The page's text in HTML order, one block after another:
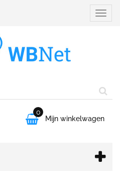

0
Mijn winkelwagen